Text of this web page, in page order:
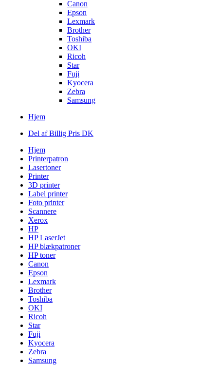
Canon
Epson
Lexmark
Brother
Toshiba
OKI
Ricoh
Star
Fuji
Kyocera
Zebra
Samsung
Hjem
Del af Billig Pris DK
Hjem
Printerpatron
Lasertoner
Printer
3D printer
Label printer
Foto printer
Scannere
Xerox
HP
HP LaserJet
HP blækpatroner
HP toner
Canon
Epson
Lexmark
Brother
Toshiba
OKI
Ricoh
Star
Fuji
Kyocera
Zebra
Samsung